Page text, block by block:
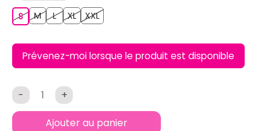
SS MM LL XLXL XXLXXL
Prévenez-moi lorsque le produit est disponible
- +
Ajouter au panier